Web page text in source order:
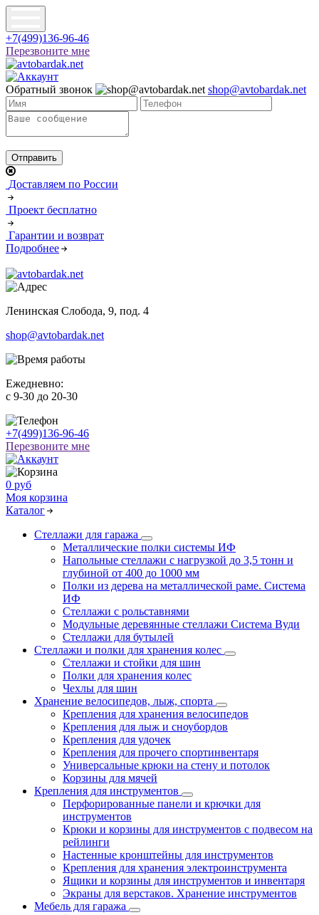
+7(499)136-96-46
Перезвоните мне
Обратный звонок shop@avtobardak.net
Доставляем по России
Проект бесплатно
Гарантии и возврат
Подробнее
Ленинская Слобода, 9, под. 4
shop@avtobardak.net
Ежедневно:
c 9-30 до 20-30
+7(499)136-96-46
Перезвоните мне
0 руб
Моя корзина
Каталог
Стеллажи для гаража
Металлические полки системы ИФ
Напольные стеллажи с нагрузкой до 3,5 тонн и
глубиной от 400 до 1000 мм
Полки из дерева на металлической раме. Система
ИФ
Стеллажи с рольставнями
Модульные деревянные стеллажи Система Вуди
Стеллажи для бутылей
Стеллажи и полки для хранения колес
Стеллажи и стойки для шин
Полки для хранения колес
Чехлы для шин
Хранение велосипедов, лыж, спорта
Крепления для хранения велосипедов
Крепления для лыж и сноубордов
Крепления для удочек
Крепления для прочего спортинвентаря
Универсальные крюки на стену и потолок
Корзины для мячей
Крепления для инструментов
Перфорированные панели и крючки для
инструментов
Крюки и корзины для инструментов с подвесом на
рейлинги
Настенные кронштейны для инструментов
Крепления для хранения электроинструмента
Ящики и корзины для инструментов и инвентаря
Экраны для верстаков. Хранение инструментов
Мебель для гаража